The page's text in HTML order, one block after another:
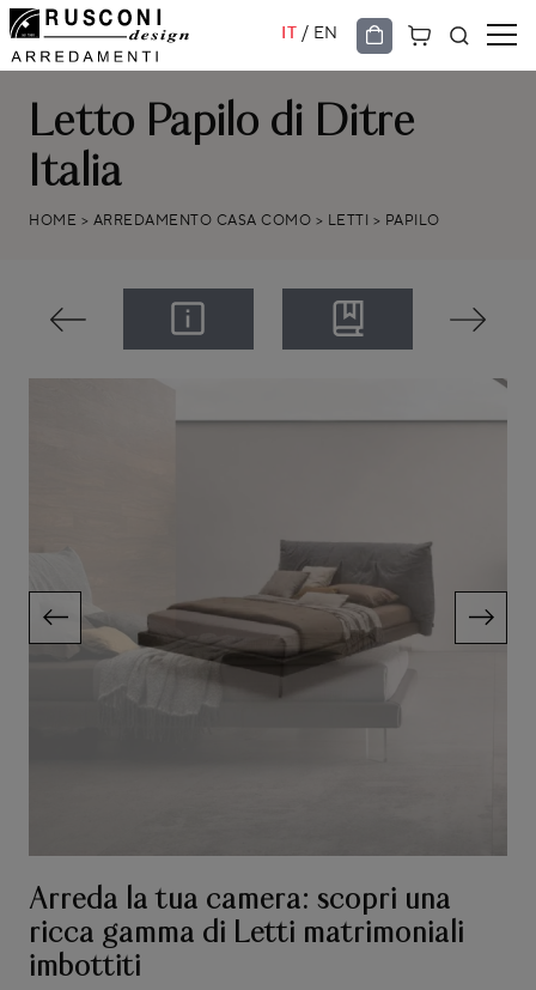
IT / EN
Letto Papilo di Ditre
Italia
HOME > ARREDAMENTO CASA COMO > LETTI > PAPILO
Arreda la tua camera: scopri una
ricca gamma di Letti matrimoniali
imbottiti